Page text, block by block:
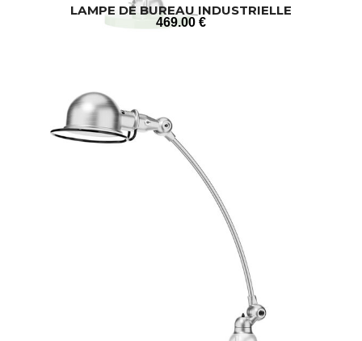
LAMPE DE BUREAU INDUSTRIELLE
469.00 €